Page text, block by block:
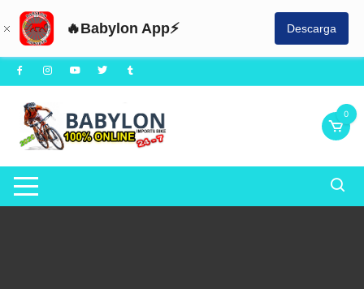
🔥Babylon App⚡ Descarga
Saltar
al
contenido
0